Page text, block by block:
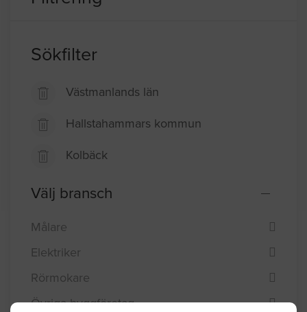
Filtrering
Västmanlands län
Välj bransch
Målare